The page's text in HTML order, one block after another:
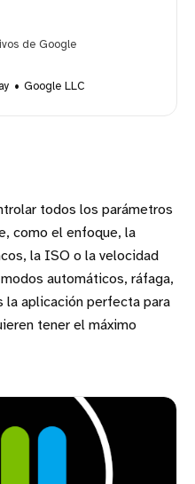
de Google
Google LLC
todos los parámetros
como el enfoque, la
la ISO o la velocidad
automáticos, ráfaga,
la aplicación perfecta para
tener el máximo